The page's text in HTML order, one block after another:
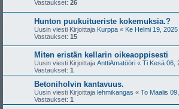
Vastaukset: 26
Hunton puukuitueriste kokemuksia.?
Uusin viesti Kirjoittaja Kurppa « Ke Helmi 19,
Vastaukset: 15
Miten eristän kellarin oikeaoppisesti
Uusin viesti Kirjoittaja AnttiAmatööri « Ti Kesä 06,
Vastaukset: 1
Betoniholvin kantavuus.
Uusin viesti Kirjoittaja lehmikangas « To Maalis
Vastaukset: 1